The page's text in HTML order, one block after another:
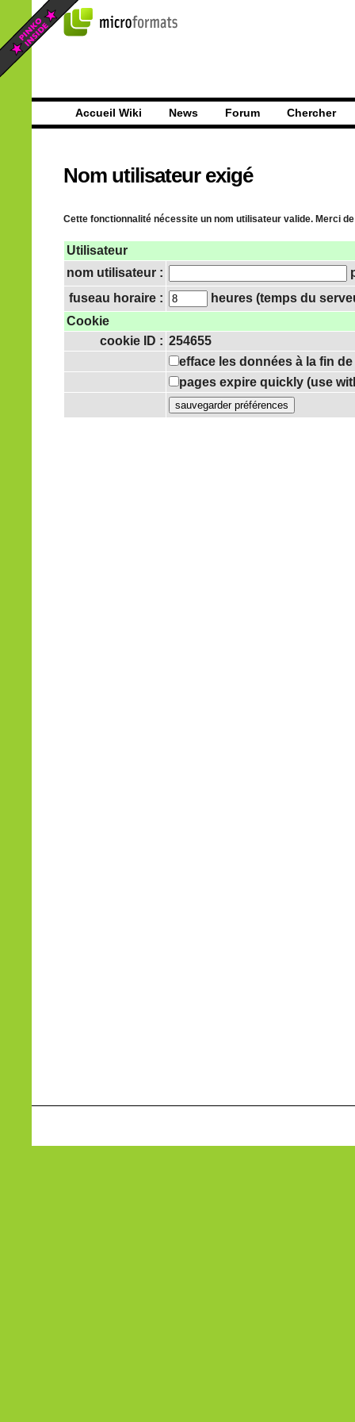
Accueil Wiki News Forum Chercher
Nom utilisateur exigé
Cette fonctionnalité nécessite un nom utilisateur valide. Merci
Utilisateur
nom utilisateur :
fuseau horaire :
heures (temps du
Cookie
cookie ID : 254655
efface les données à la fin
pages expire quickly (use